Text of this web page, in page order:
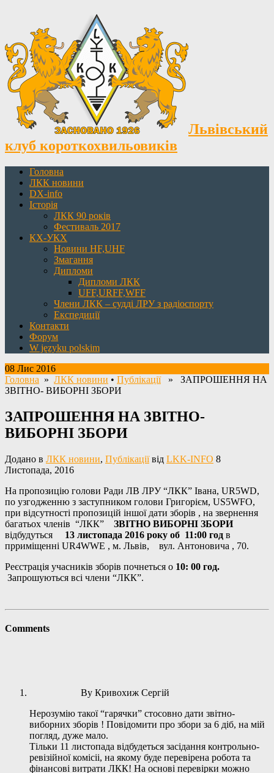
Львівський
клуб короткохвильовиків
Головна
ЛКК новини
DX-info
Історія
ЛКК 90 років
Фестиваль 2017
КХ-УКХ
Новини HF,UHF
Змагання
Дипломи
Дипломи ЛКК
UFF,URFF,WFF
Члени ЛКК – судді ЛРУ з радіоспорту
Експедиції
Контакти
Форум
W języku polskim
08 Лис 2016
Головна » ЛКК новини • Публікації» ЗАПРОШЕННЯ НА
ЗВІТНО- ВИБОРНІ ЗБОРИ
ЗАПРОШЕННЯ НА ЗВІТНО-
ВИБОРНІ ЗБОРИ
Додано в ЛКК новини, Публікаціївід LKK-INFO 8
Листопада, 2016
На пропозицію голови Ради ЛВ ЛРУ “ЛКК” Івана, UR5WD,
по узгодженню з заступником голови Григорієм, US5WFO,
при відсутності пропозицій іншої дати зборів , на звернення
багатьох членів “ЛКК”
ЗВІТНО ВИБОРНІ ЗБОРИ
відбудуться
13 листопада 2016 року об 11:00 год в
прриміщенні UR4WWE , м. Львів, вул. Антоновича , 70.
Реєстрація учасників зборів почнеться о 10: 00 год.
Запрошуються всі члени “ЛКК”.
Comments
By Кривохиж Сергій
Нерозумію такої “гарячки” стосовно дати звітно-
виборних зборів ! Повідомити про збори за 6 діб, на мій
погляд, дуже мало.
Тільки 11 листопада відбудеться засідання контрольно-
ревізійної комісіі, на якому буде перевірена робота та
фінансові витрати ЛКК! На основі перевірки можно